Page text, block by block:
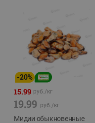
-20%
15.99 руб./кг
19.99 руб./кг
Мидии обыкновенные